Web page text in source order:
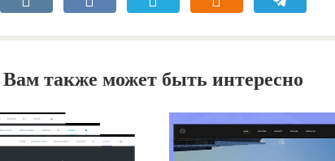
Вам также может быть интересно